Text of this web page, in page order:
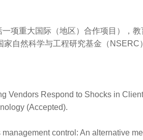
项重大国际（地区）合作项目），
自然科学与工程研究基金（NSERC
Vendors Respond to Shocks in
(Accepted).
control: An alternative